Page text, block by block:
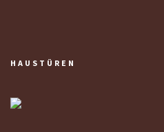
HAUSTÜREN